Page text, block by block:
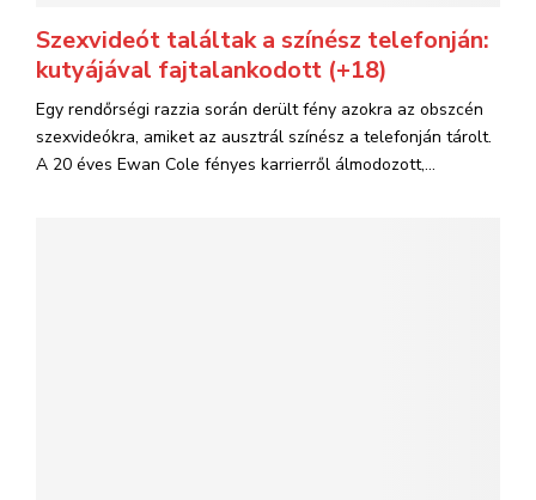
Szexvideót találtak a színész telefonján:
kutyájával fajtalankodott (+18)
Egy rendőrségi razzia során derült fény azokra az obszcén
szexvideókra, amiket az ausztrál színész a telefonján tárolt.
A 20 éves Ewan Cole fényes karrierről álmodozott,...